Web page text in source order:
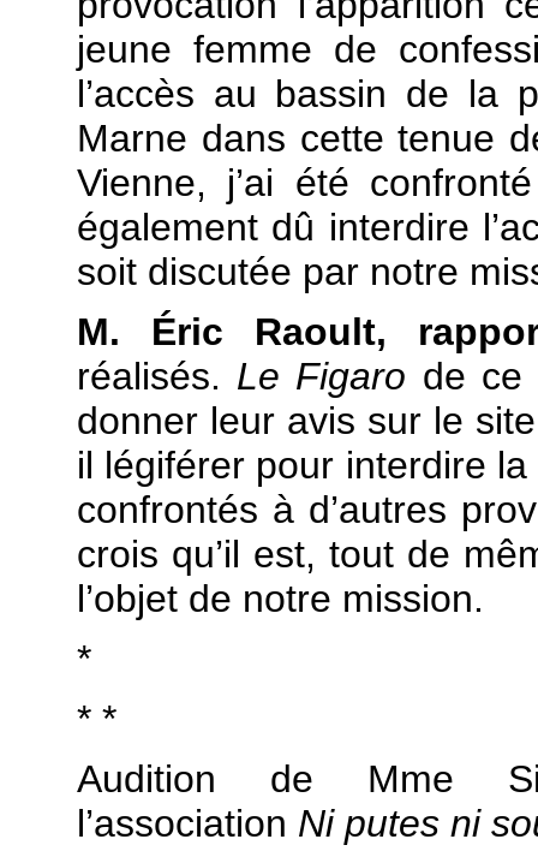
jeune femme de
l’accès au bassin de la
Marne dans cette tenue
Vienne, j’ai été
également dû interdire
soit discutée par notre
M. Éric Raoult,
réalisés. Le Figaro de ce
donner leur avis sur le
il légiférer pour interdire la
confrontés à d’autres
crois qu’il est, tout de
l’objet de notre mission.
*
* *
Audition de Mme
l’association Ni putes ni